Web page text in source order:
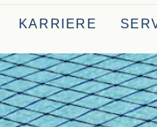
KARRIERE